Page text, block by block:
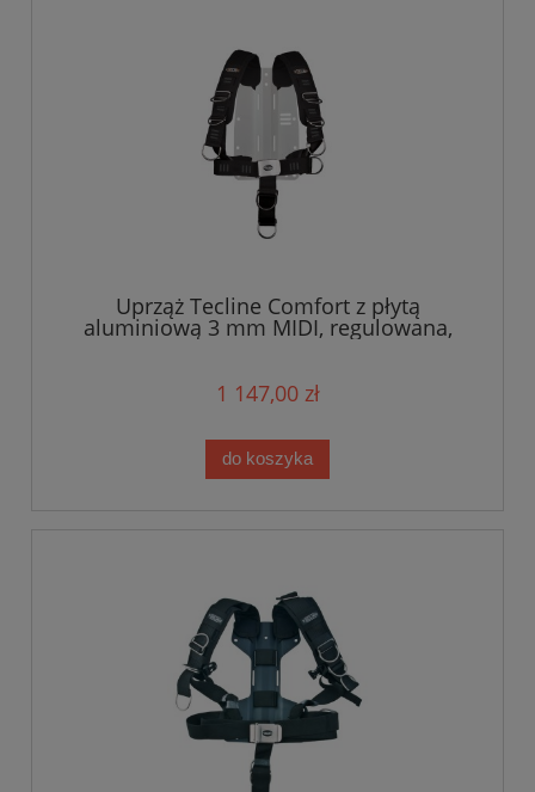
Uprząż Tecline Comfort z płytą
aluminiową 3 mm MIDI, regulowana,
taśma miękka "E"
1 147,00 zł
do koszyka